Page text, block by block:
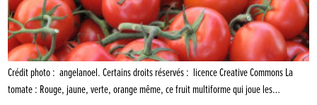
Crédit photo : angelanoel. Certains droits réservés : licence Creative Commons La
tomate : Rouge, jaune, verte, orange même, ce fruit multiforme qui joue les…